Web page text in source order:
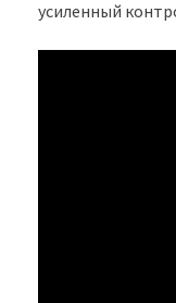
усиленный